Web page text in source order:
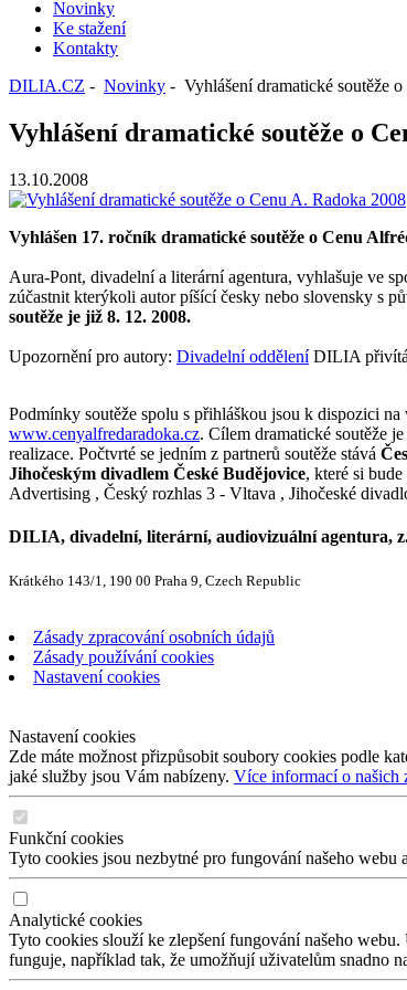
Novinky
Ke stažení
Kontakty
DILIA.CZ - Novinky - Vyhlášení dramatické soutěže
Vyhlášení dramatické soutěže o
13.10.2008
Vyhlášen 17. ročník dramatické soutěže o Cenu
Aura-Pont, divadelní a literární agentura, vyhlašuje ve
zúčastnit kterýkoli autor píšící česky nebo slovensky s
soutěže je již 8. 12. 2008.
Upozornění pro autory: Divadelní odděleníDILIA přivítá,
Podmínky soutěže spolu s přihláškou jsou k dispozici
www.cenyalfredaradoka.cz. Cílem dramatické soutěže
realizace. Počtvrté se jedním z partnerů soutěže stává
Jihočeským divadlem České Budějovice, které si
Advertising , Český rozhlas 3 - Vltava , Jihočeské
DILIA, divadelní, literární, audiovizuální agentura,
Krátkého 143/1, 190 00 Praha 9, Czech Republic
Zásady zpracování osobních údajů
Zásady používání cookies
Nastavení cookies
Nastavení cookies
Zde máte možnost přizpůsobit soubory cookies podle
jaké služby jsou Vám nabízeny. Více informací o našich
Funkční cookies
Tyto cookies jsou nezbytné pro fungování našeho
Analytické cookies
Tyto cookies slouží ke zlepšení fungování našeho
funguje, například tak, že umožňují uživatelům snadno